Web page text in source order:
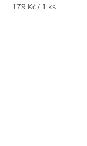
Měrná
cena:
179 Kč / 1 ks